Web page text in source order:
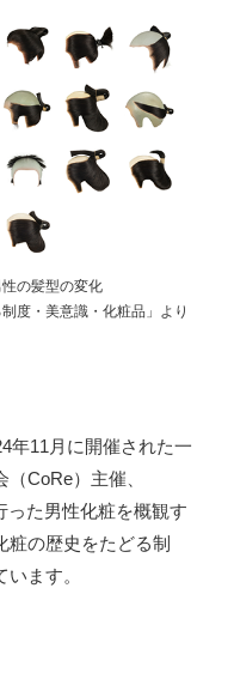
の髪型の変化
度・美意識・化粧品」より
年11月に開催された一
CoRe）主催、
った男性化粧を概観す
粧の歴史をたどる制
ます。